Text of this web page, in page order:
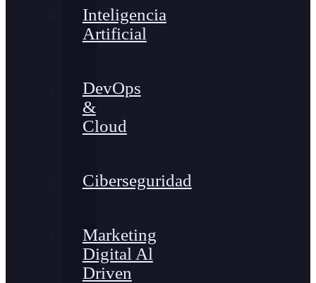
Inteligencia
Artificial
DevOps
&
Cloud
Ciberseguridad
Marketing
Digital Al
Driven